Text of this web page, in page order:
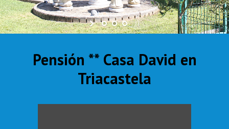
Pensión ** Casa David en
Triacastela